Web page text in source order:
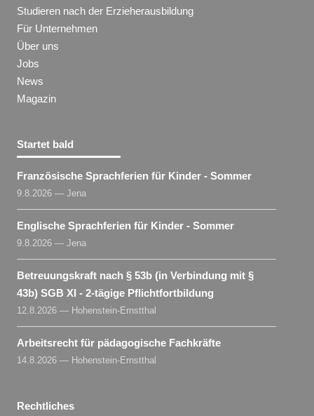
Studieren nach der Erzieherausbildung
Für Unternehmen
Über uns
Jobs
News
Magazin
Startet bald
Französische Sprachferien für Kinder - Sommer
9.8.2026 — Jena
Englische Sprachferien für Kinder - Sommer
9.8.2026 — Jena
Betreuungskraft nach § 53b (in Verbindung mit §
43b) SGB XI - 2-tägige Pflichtfortbildung
12.8.2026 — Hohenstein-Ernstthal
Arbeitsrecht für pädagogische Fachkräfte
14.8.2026 — Hohenstein-Ernstthal
Rechtliches